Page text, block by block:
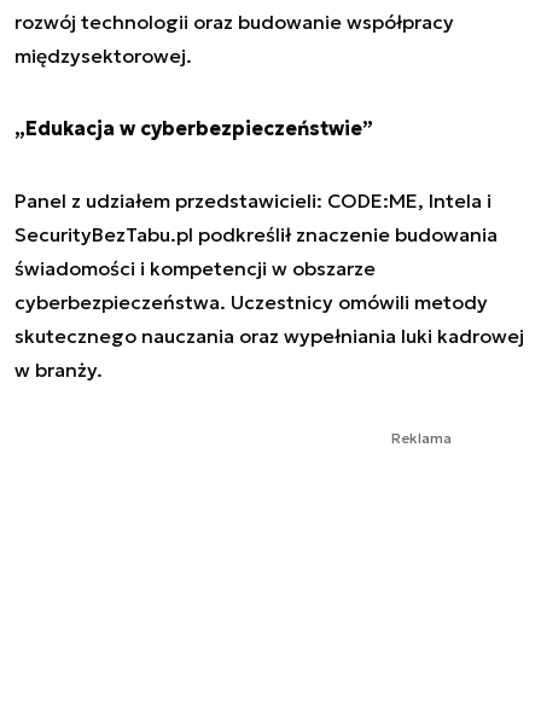
rozwój technologii oraz budowanie współpracy
międzysektorowej.
„Edukacja w cyberbezpieczeństwie”
Panel z udziałem przedstawicieli: CODE:ME, Intela i
SecurityBezTabu.pl podkreślił znaczenie budowania
świadomości i kompetencji w obszarze
cyberbezpieczeństwa. Uczestnicy omówili metody
skutecznego nauczania oraz wypełniania luki kadrowej
w branży.
Reklama